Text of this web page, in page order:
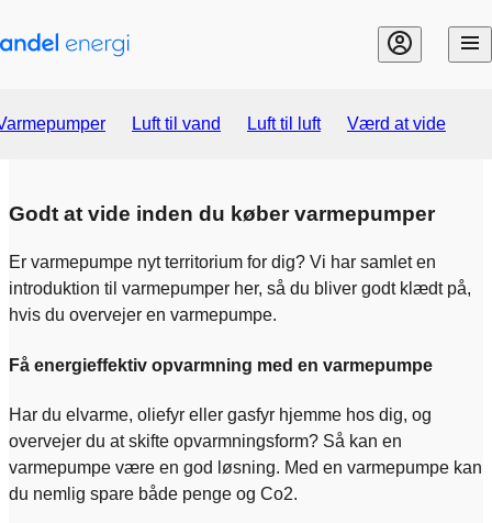
Luft til vand Luft til luft Værd at vide
Godt at vide inden du køber varmepumper
Er varmepumpe nyt territorium for dig? Vi har samlet en
introduktion til varmepumper her, så du bliver godt klædt på,
hvis du overvejer en varmepumpe.
Få energieffektiv opvarmning med en varmepumpe
Har du elvarme, oliefyr eller gasfyr hjemme hos dig, og
overvejer du at skifte opvarmningsform? Så kan en
varmepumpe være en god løsning. Med en varmepumpe kan
du nemlig spare både penge og Co2.